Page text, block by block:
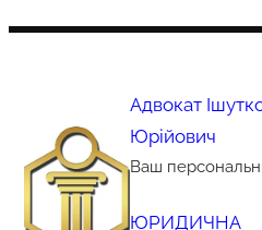
Адвокат
Юрійович
Ваш
ЮРИДИЧНА